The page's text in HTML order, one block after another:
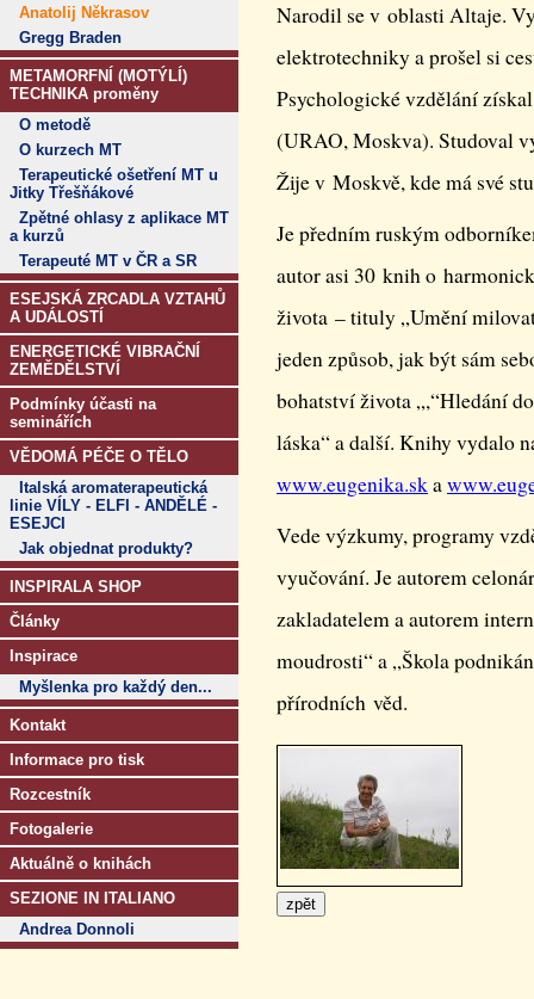
Anatolij Někrasov
Gregg Braden
METAMORFNÍ (MOTÝLÍ)
TECHNIKA proměny
O metodě
O kurzech MT
Terapeutické ošetření MT u
Jitky Třešňákové
Zpětné ohlasy z aplikace MT
a kurzů
Terapeuté MT v ČR a SR
ESEJSKÁ ZRCADLA VZTAHŮ
A UDÁLOSTÍ
ENERGETICKÉ VIBRAČNÍ
ZEMĚDĚLSTVÍ
Podmínky účasti na
seminářích
VĚDOMÁ PÉČE O TĚLO
Italská aromaterapeutická
linie VÍLY - ELFI - ANDĚLÉ -
ESEJCI
Jak objednat produkty?
INSPIRALA SHOP
Články
Inspirace
Myšlenka pro každý den...
Kontakt
Informace pro tisk
Rozcestník
Fotogalerie
Aktuálně o knihách
SEZIONE IN ITALIANO
Andrea Donnoli
Narodil se v oblasti Altaje.
elektrotechniky a prošel si
Psychologické vzdělání
(URAO, Moskva). Studoval
Žije v Moskvě, kde má své
Je předním ruským
autor asi 30 knih o
života – tituly „Umění
jeden způsob, jak být sám
bohatství života „,“Hledání
láska“ a další. Knihy vydalo
www.eugenika.ska
Vede výzkumy, programy
vyučování. Je autorem
zakladatelem a autorem
moudrosti“ a „Škola
přírodních věd.